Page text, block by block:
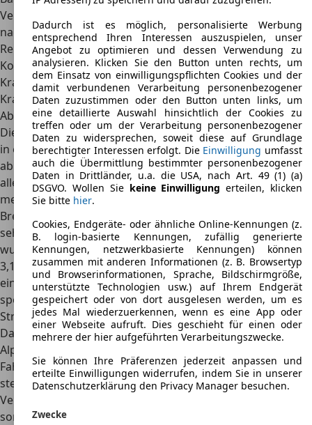
Verbrauch pro 100 km
nach WLTP
Reichweite nach WLTP -
Kombinierter
Kraftstoffverbrauch
ca. 11,9 – 15,9 l
Kraftübertragung
Hinterradantrieb
Abmessungen
Die Abmessungen des Alpina B12 variieren stark und sind
in erster Linie von dem gewählten Basisfahrzeug
abhängig. Mit rund 4,8 Metern Länge ist das Modell
allerdingsalles andere als klein, die größten Varianten
messen sogar bis zu 5,2 Meter. Rund 1,9 Meter in der
Breite, zwischen 1,3 und 1,4 Meter in der Höhe und ein
sehr großer Radstand sorgen ebenfalls für einen
wuchtigen ersten Eindruck. Der Radstand beträgt 2,7 bis
3,1 Meter, je nach gewählter Variante des Alpina B12. Mit
einem Leergewicht von knapp 2,1 Tonnen bringen die
sportlichen Modelle eine ordentliche Belastung auf die
Straße.
Da die klassischen Modelle aus dem Hause BMW beim
Alpina B12 als Basis genutzt werden, überzeugen viele
Fahrzeuge mit einersehr guten Alltagstauglichkeit. So
stehen unter anderem bis zu 500 Liter Ladevolumen zur
Verfügung. Ein großer Tank mit bis zu 90 Litern Volumen
sorgt für eine entsprechende Reichweite im Alltag. Sogar
Dadurch ist es möglich, personalisierte Werbung
entsprechend Ihren Interessen auszuspielen, unser
Angebot zu optimieren und dessen Verwendung zu
analysieren. Klicken Sie den Button unten rechts, um
dem Einsatz von einwilligungspflichten Cookies und der
damit verbundenen Verarbeitung personenbezogener
Daten zuzustimmen oder den Button unten links, um
eine detaillierte Auswahl hinsichtlich der Cookies zu
treffen oder um der Verarbeitung personenbezogener
Daten zu widersprechen, soweit diese auf Grundlage
berechtigter Interessen erfolgt. Die Einwilligung umfasst
auch die Übermittlung bestimmter personenbezogener
Daten in Drittländer, u.a. die USA, nach Art. 49 (1) (a)
DSGVO. Wollen Sie keine Einwilligung erteilen, klicken
Sie bitte hier.
Cookies, Endgeräte- oder ähnliche Online-Kennungen (z.
B. login-basierte Kennungen, zufällig generierte
Kennungen, netzwerkbasierte Kennungen) können
zusammen mit anderen Informationen (z. B. Browsertyp
und Browserinformationen, Sprache, Bildschirmgröße,
unterstützte Technologien usw.) auf Ihrem Endgerät
gespeichert oder von dort ausgelesen werden, um es
jedes Mal wiederzuerkennen, wenn es eine App oder
einer Webseite aufruft. Dies geschieht für einen oder
mehrere der hier aufgeführten Verarbeitungszwecke.
Sie können Ihre Präferenzen jederzeit anpassen und
erteilte Einwilligungen widerrufen, indem Sie in unserer
Datenschutzerklärung den Privacy Manager besuchen.
Zwecke